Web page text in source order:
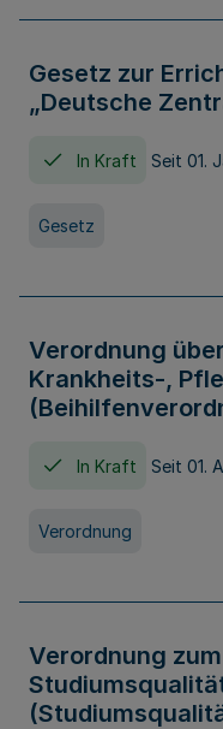
Gesetz zur
„Deutsche
In Kraft Seit 01.
Gesetz
Verordnung
Krankheits-,
In Kraft Seit 01.
Verordnung
Verordnung zum